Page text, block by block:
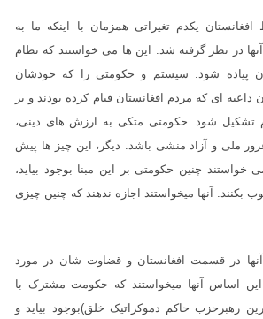
یکدم تغیراتی همزمان با اینکه ما به
در نظر گرفته شد. این ها می خواستند که نظام
پیاده شود. سیستم و حکومتی را که خودشان
داعیه ای که مردم افغانستان قیام کرده بودند و بر
تشکیل شود. حکومتی متکی به ارزش های دینی،
ملی و آزاد منشی باشد. دیگر، این چیز ها پیش
چنین حکومتی بر این مبنا بوجود بیاید،
بکنند. آنها میخواستند اجازه ندهند که چنین چیزی
آنها در قسمت افغانستان و قضاوت شان در مورد
این اساس آنها میخواستند که حکومت مشترک با
رهبرحزب حاکم دموکراتیک خلق)بوجود بیاید و